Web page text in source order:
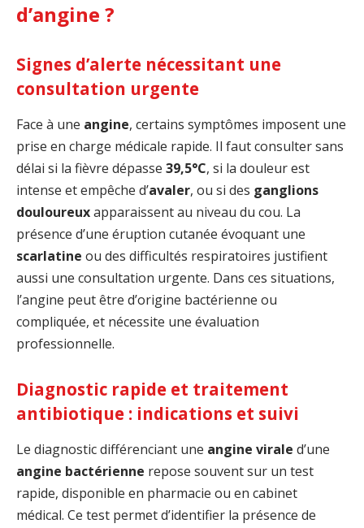
d’angine ?
Signes d’alerte nécessitant une
consultation urgente
Face à une angine, certains symptômes imposent une
prise en charge médicale rapide. Il faut consulter sans
délai si la fièvre dépasse 39,5°C, si la douleur est
intense et empêche d’avaler, ou si des ganglions
douloureuxapparaissent au niveau du cou. La
présence d’une éruption cutanée évoquant une
scarlatine ou des difficultés respiratoires justifient
aussi une consultation urgente. Dans ces situations,
l’angine peut être d’origine bactérienne ou
compliquée, et nécessite une évaluation
professionnelle.
Diagnostic rapide et traitement
antibiotique : indications et suivi
Le diagnostic différenciant une angine virale d’une
angine bactérienne repose souvent sur un test
rapide, disponible en pharmacie ou en cabinet
médical. Ce test permet d’identifier la présence de